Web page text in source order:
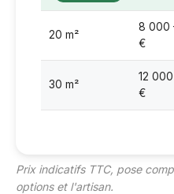
20 m²
8 000
€
30 m²
12
€
Prix indicatifs TTC, pose
options et l'artisan.